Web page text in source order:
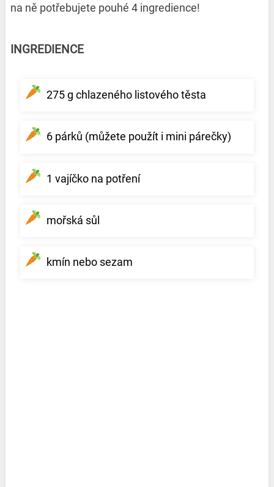
na ně potřebujete pouhé 4 ingredience!
INGREDIENCE
275 g chlazeného listového těsta
6 párků (můžete použít i mini párečky)
1 vajíčko na potření
mořská sůl
kmín nebo sezam